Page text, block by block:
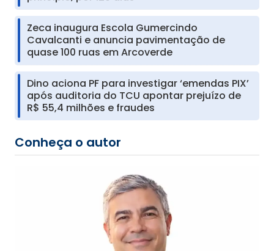
Zeca inaugura Escola Gumercindo
Cavalcanti e anuncia pavimentação de
quase 100 ruas em Arcoverde
Dino aciona PF para investigar ‘emendas PIX’
após auditoria do TCU apontar prejuízo de
R$ 55,4 milhões e fraudes
Conheça o autor